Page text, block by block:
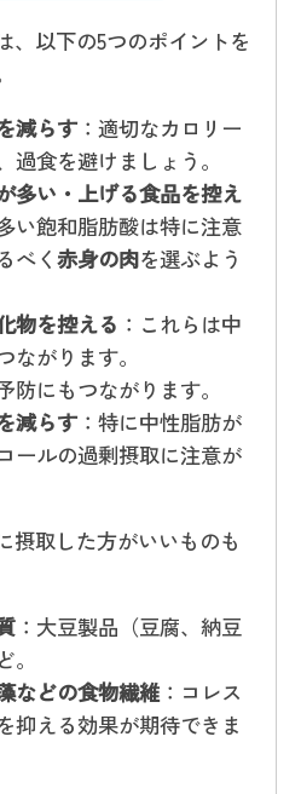
、以下の5つのポイントを
減らす：適切なカロリー
過食を避けましょう。
多い・上げる食品を控え
い飽和脂肪酸は特に注意
べく 赤身の肉を選ぶよう
物を控える ：これらは中
ながります。
防にもつながります。
減らす：特に中性脂肪が
ールの過剰摂取に注意が
摂取した方がいいものも
：大豆製品（豆腐、納豆
などの食物繊維：コレス
抑える効果が期待できま